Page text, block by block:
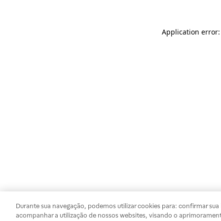
Application
Durante sua navegação, podemos utilizar cookies para: confirmar
acompanhar a utilização de nossos websites, visando o